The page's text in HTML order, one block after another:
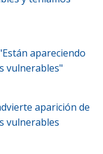
apareciendo
vulnerables"
aparición de
vulnerables